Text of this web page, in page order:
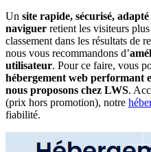
Un site rapide, sécurisé,
naviguer retient les visiteurs
classement dans les résultats de
nous vous recommandons d’
utilisateur. Pour ce faire, vous
hébergement web performant
nous proposons chez LWS.
(prix hors promotion), notre
fiabilité.